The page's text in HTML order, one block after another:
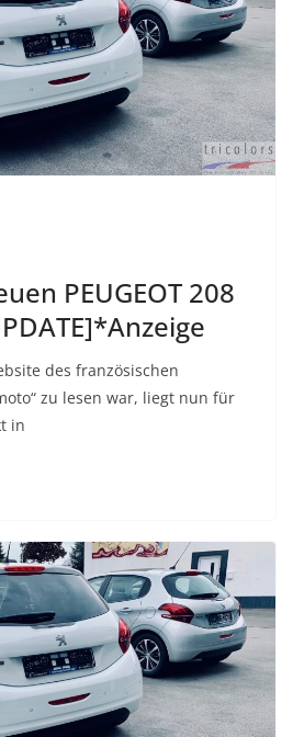
PEUGEOT 208
des französischen
zu lesen war, liegt nun für
in